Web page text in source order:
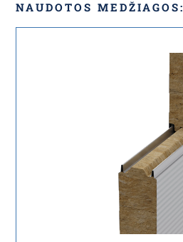
NAUDOTOS MEDŽIAGOS: